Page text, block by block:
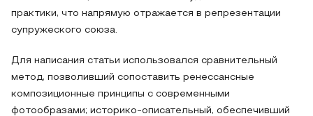
практики, что напрямую отражается в репрезентации
супружеского союза.
Для написания статьи использовался сравнительный
метод, позволивший сопоставить ренессансные
композиционные принципы с современными
фотообразами; историко-описательный, обеспечивший